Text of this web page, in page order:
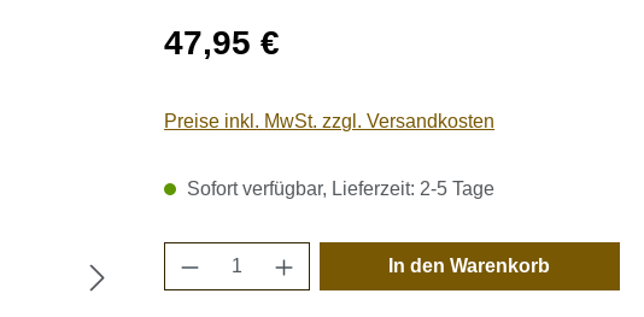
Regulärer Preis:
47,95 €
Preise inkl. MwSt. zzgl. Versandkosten
Sofort verfügbar, Lieferzeit: 2-5 Tage
Produkt Anzahl: Gib den
In den Warenkorb